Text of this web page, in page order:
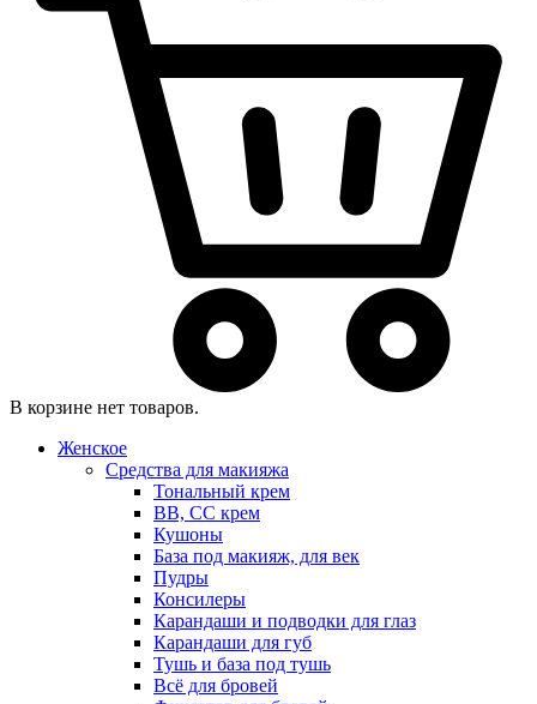
В корзине нет товаров.
Женское
Средства для макияжа
Тональный крем
BB, CC крем
Кушоны
База под макияж, для век
Пудры
Консилеры
Карандаши и подводки для глаз
Карандаши для губ
Тушь и база под тушь
Всё для бровей